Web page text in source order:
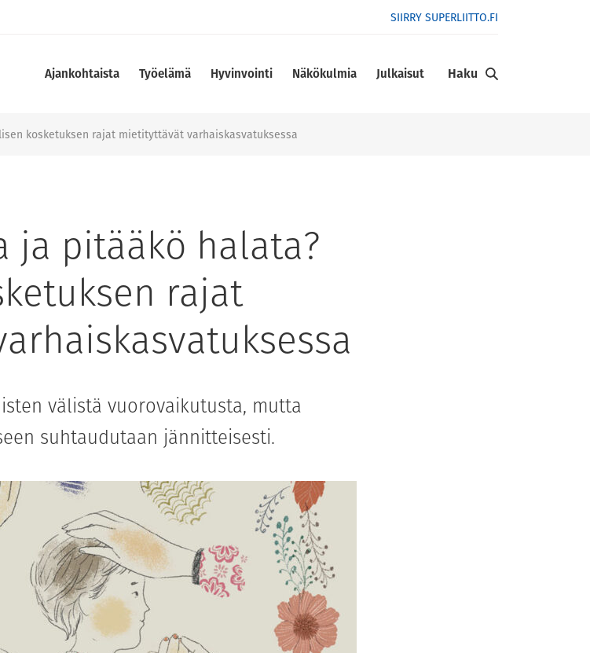
SIIRRY SUPERLIITTO.FI
Ajankohtaista Työelämä Hyvinvointi Näkökulmia Julkaisut Haku
kosketuksen rajat mietityttävät varhaiskasvatuksessa
ja pitääkö halata?
rajat
välistä vuorovaikutusta, mutta
suhtaudutaan jännitteisesti.